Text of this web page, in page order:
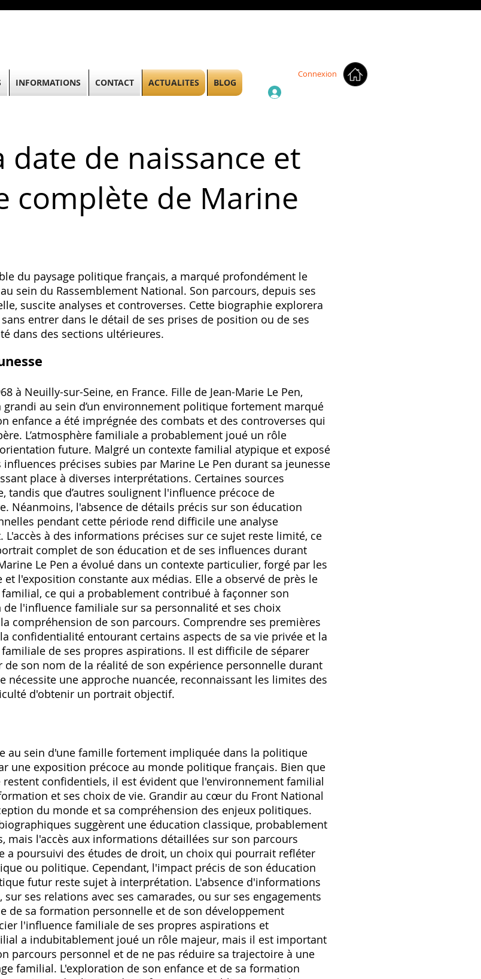
Connexion
date de naissance et
complète de Marine
du paysage politique français‚ a marqué profondément le
sein du Rassemblement National. Son parcours‚ depuis ses
suscite analyses et controverses. Cette biographie explorera
entrer dans le détail de ses prises de position ou de ses
dans des sections ultérieures.
à Neuilly-sur-Seine‚ en France. Fille de Jean-Marie Le Pen‚
au sein d’un environnement politique fortement marqué
enfance a été imprégnée des combats et des controverses qui
L’atmosphère familiale a probablement joué un rôle
future. Malgré un contexte familial atypique et exposé
précises subies par Marine Le Pen durant sa jeunesse
place à diverses interprétations. Certaines sources
tandis que d’autres soulignent l'influence précoce de
Néanmoins‚ l'absence de détails précis sur son éducation
pendant cette période rend difficile une analyse
à des informations précises sur ce sujet reste limité‚ ce
complet de son éducation et de ses influences durant
Le Pen a évolué dans un contexte particulier‚ forgé par les
l'exposition constante aux médias. Elle a observé de près le
ce qui a probablement contribué à façonner son
l'influence familiale sur sa personnalité et ses choix
compréhension de son parcours. Comprendre ses premières
confidentialité entourant certains aspects de sa vie privée et la
de ses propres aspirations. Il est difficile de séparer
son nom de la réalité de son expérience personnelle durant
nécessite une approche nuancée‚ reconnaissant les limites des
d'obtenir un portrait objectif.
au sein d'une famille fortement impliquée dans la politique
une exposition précoce au monde politique français. Bien que
confidentiels‚ il est évident que l'environnement familial
et ses choix de vie. Grandir au cœur du Front National
du monde et sa compréhension des enjeux politiques.
suggèrent une éducation classique‚ probablement
mais l'accès aux informations détaillées sur son parcours
a poursuivi des études de droit‚ un choix qui pourrait refléter
ou politique. Cependant‚ l'impact précis de son éducation
futur reste sujet à interprétation. L'absence d'informations
ses relations avec ses camarades‚ ou sur ses engagements
de sa formation personnelle et de son développement
l'influence familiale de ses propres aspirations et
a indubitablement joué un rôle majeur‚ mais il est important
parcours personnel et de ne pas réduire sa trajectoire à une
familial. L'exploration de son enfance et de sa formation
INFORMATIONS CONTACT ACTUALITES BLOG